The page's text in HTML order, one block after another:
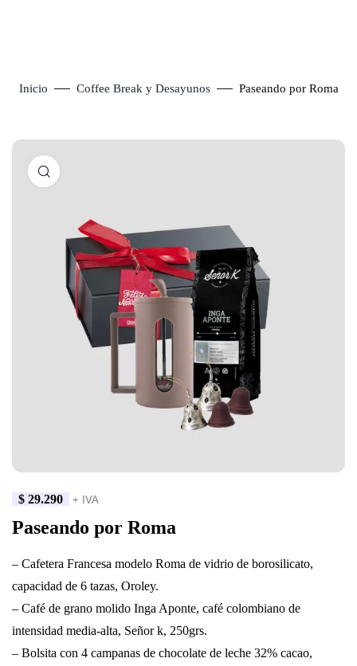
Inicio Coffee Break y Desayunos Paseando por Roma
$ 29.290 + IVA
Paseando por Roma
– Cafetera Francesa modelo Roma de vidrio de borosilicato,
capacidad de 6 tazas, Oroley.
– Café de grano molido Inga Aponte, café colombiano de
intensidad media-alta, Señor k, 250grs.
– Bolsita con 4 campanas de chocolate de leche 32% cacao,